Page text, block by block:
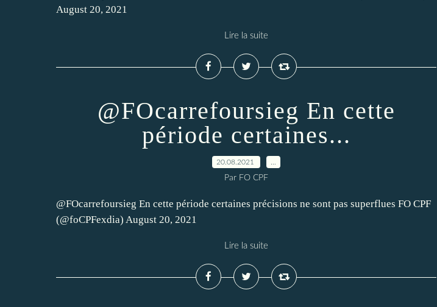
August 20, 2021
Lire la suite
@FOcarrefoursieg En cette
période certaines...
20.08.2021
Par FO CPF
@FOcarrefoursieg En cette période certaines précisions ne sont pas superflues FO CPF
(@foCPFexdia) August 20, 2021
Lire la suite